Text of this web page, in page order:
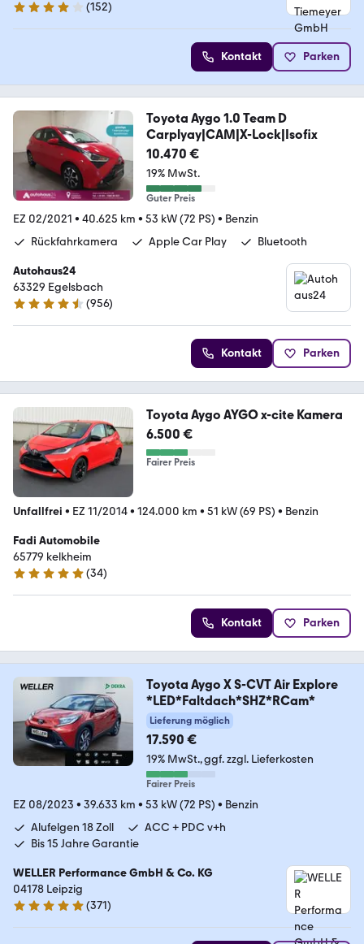
3.8 Sterne
(152)
Kontakt Parken
Toyota Aygo 1.0 Team D
Carplyay|CAM|X-Lock|Isofix
10.470 €
19% MwSt.
Guter Preis
EZ 02/2021 • 40.625 km • 53 kW (72 PS) • Benzin
Rückfahrkamera
Apple Car Play Bluetooth
Autohaus24
63329 Egelsbach
4.3 Sterne
(956)
Kontakt Parken
Toyota Aygo AYGO x-cite Kamera
6.500 €
Fairer Preis
Unfallfrei • EZ 11/2014• 124.000 km • 51 kW (69 PS) • Benzin
Fadi Automobile
65779 kelkheim
5 Sterne
(34)
Kontakt Parken
Toyota Aygo X S-CVT Air Explore
*LED*Faltdach*SHZ*RCam*
Lieferung möglich
17.590 €
19% MwSt. ggf. zzgl. Lieferkosten
Fairer Preis
EZ 08/2023 • 39.633 km • 53 kW (72 PS) • Benzin
Alufelgen 18 Zoll
ACC + PDC v+h
Bis 15 Jahre Garantie
WELLER Performance GmbH & Co. KG
04178 Leipzig
4.8 Sterne
(371)